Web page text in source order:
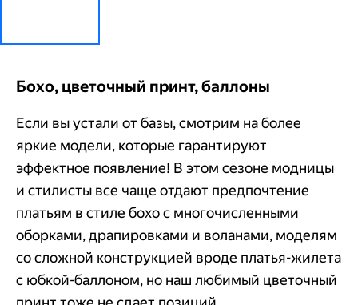
Бохо, цветочный принт, баллоны
Если вы устали от базы, смотрим на более
яркие модели, которые гарантируют
эффектное появление! В этом сезоне модницы
и стилисты все чаще отдают предпочтение
платьям в стиле бохо с многочисленными
оборками, драпировками и воланами, моделям
со сложной конструкцией вроде платья-жилета
с юбкой-баллоном, но наш любимый цветочный